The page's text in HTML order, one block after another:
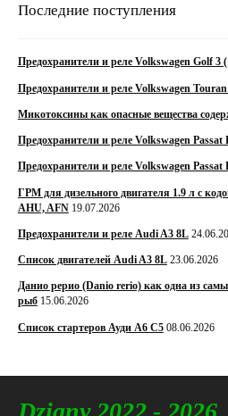
Последние поступления
Предохранители и реле Volkswagen Golf 3
Предохранители и реле Volkswagen
Микотоксины как опасные вещества
Предохранители и реле Volkswagen
Предохранители и реле Volkswagen
ГРМ для дизельного двигателя 1.9 л с
AHU, AFN 19.07.2026
Предохранители и реле Audi A3 8L
Список двигателей Audi A3 8L 23.06.2026
Данио рерио (Danio rerio) как одна из
рыб 15.06.2026
Список стартеров Ауди А6 С5 08.06.2026